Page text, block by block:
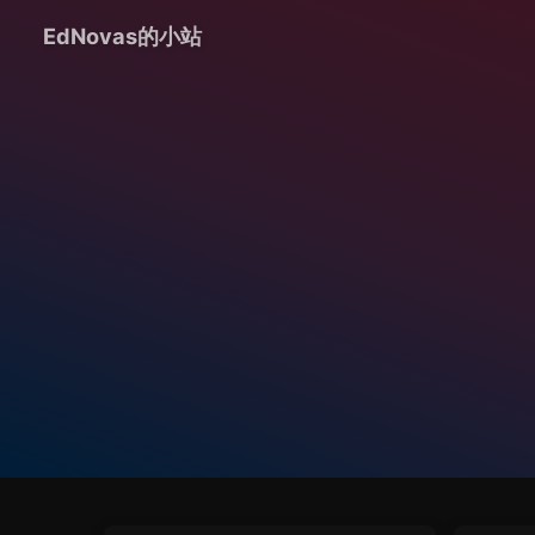
EdNovas的小站